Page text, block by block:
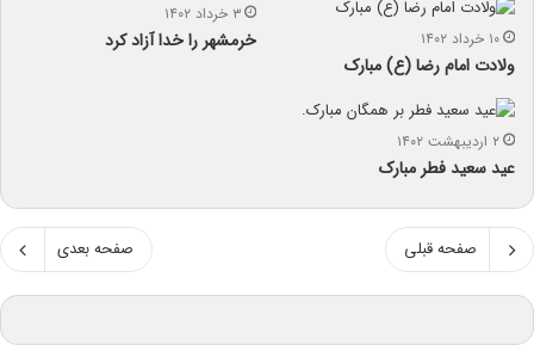
۱۰ خرداد ۱۴۰۲
ولادت امام رضا (ع) مبارک
۳ خرداد ۱۴۰۲
خرمشهر را خدا آزاد کرد
۲ اردیبهشت ۱۴۰۲
عید سعید فطر مبارک
صفحه قبلی صفحه بعدی